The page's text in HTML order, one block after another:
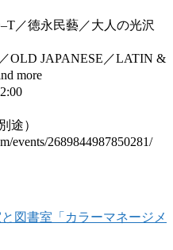
／徳永民藝／大人の光沢
OLD JAPANESE／LATIN &
more
途）
events/2689844987850281/